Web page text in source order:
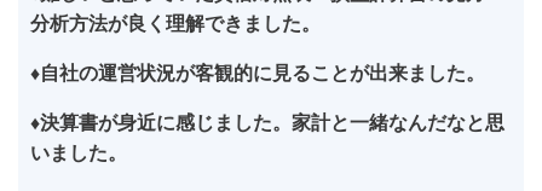
分析方法が良く理解できました。
♦自社の運営状況が客観的に見ることが出来ました。
♦決算書が身近に感じました。家計と一緒なんだなと思
いました。